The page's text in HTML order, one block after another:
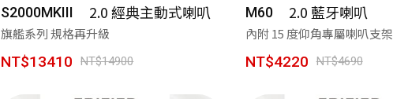
S2000MKIII 2.0 經典主動式喇叭
旗艦系列 規格再升級
NT$13410 NT$14900
M60 2.0 藍牙喇叭
內附 15 度仰角專屬喇叭支架
NT$4220 NT$4690